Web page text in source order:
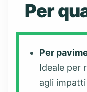
Per
Per
Ideale per
agli